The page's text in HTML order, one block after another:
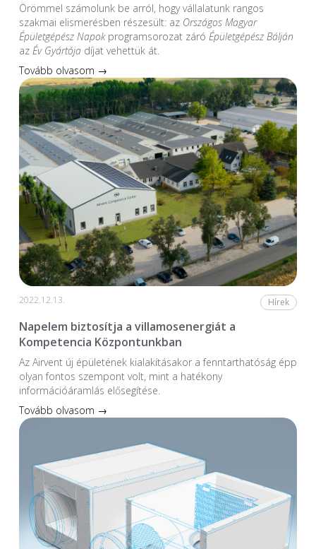
Örömmel számolunk be arról, hogy vállalatunk rangos
szakmai elismerésben részesült: az Országos Magyar
Épületgépész Napokprogramsorozat záró Épületgépész Bálján
az Év Gyártójadíjat vehettük át.
Tovább olvasom →
2022.12.13. Hírek
Napelem biztosítja a villamosenergiát a
Kompetencia Központunkban
Az Airvent új épületének kialakításakor a fenntarthatóság épp
olyan fontos szempont volt, mint a hatékony
információáramlás elősegítése.
Tovább olvasom →